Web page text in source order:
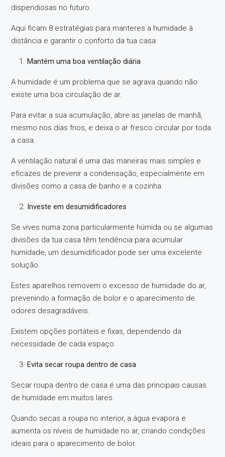
dispendiosas no futuro.
Aqui ficam 8 estratégias para manteres a humidade à
distância e garantir o conforto da tua casa:
Mantém uma boa ventilação diária
A humidade é um problema que se agrava quando não
existe uma boa circulação de ar.
Para evitar a sua acumulação, abre as janelas de manhã,
mesmo nos dias frios, e deixa o ar fresco circular por toda
a casa.
A ventilação natural é uma das maneiras mais simples e
eficazes de prevenir a condensação, especialmente em
divisões como a casa de banho e a cozinha.
Investe em desumidificadores
Se vives numa zona particularmente húmida ou se algumas
divisões da tua casa têm tendência para acumular
humidade, um desumidificador pode ser uma excelente
solução.
Estes aparelhos removem o excesso de humidade do ar,
prevenindo a formação de bolor e o aparecimento de
odores desagradáveis.
Existem opções portáteis e fixas, dependendo da
necessidade de cada espaço.
Evita secar roupa dentro de casa
Secar roupa dentro de casa é uma das principais causas
de humidade em muitos lares.
Quando secas a roupa no interior, a água evapora e
aumenta os níveis de humidade no ar, criando condições
ideais para o aparecimento de bolor.